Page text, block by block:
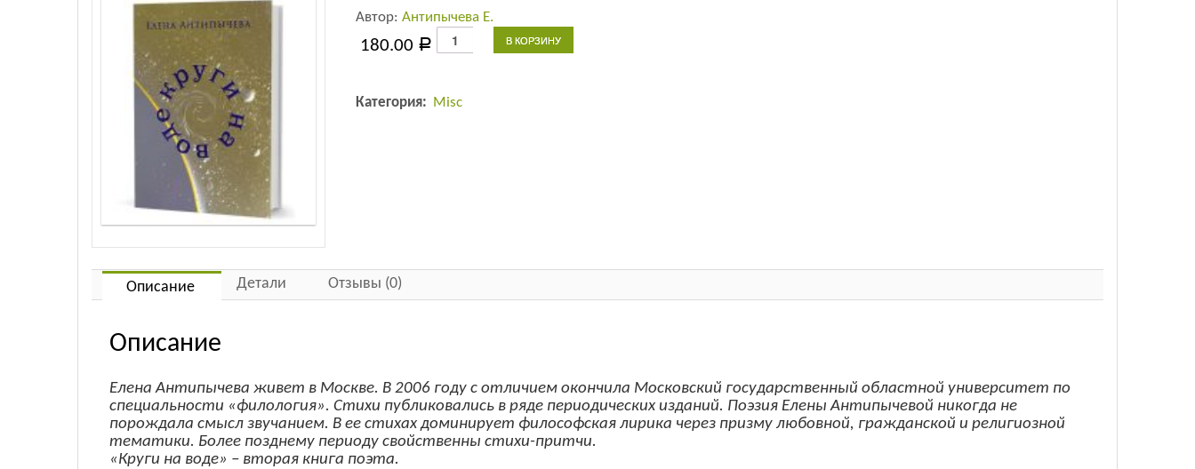
Автор: Антипычева Е.
180.00 Р
Количество
товара
воде
В КОРЗИНУ
Категория: Misc
Описание Детали Отзывы (0)
Описание
Елена Антипычева живет в Москве. В 2006 году с отличием окончила Московский государственный областной университет по
специальности «филология». Стихи публиковались в ряде периодических изданий. Поэзия Елены Антипычевой никогда не
порождала смысл звучанием. В ее стихах доминирует философская лирика через призму любовной, гражданской и религиозной
тематики. Более позднему периоду свойственны стихи-притчи.
«Круги на воде» – вторая книга поэта.